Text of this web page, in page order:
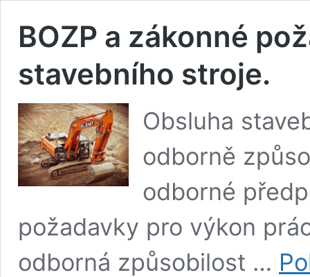
BOZP a zákonné
stavebního stroje.
Obsluha
odborně
odborné
požadavky pro výkon
odborná způsobilost …